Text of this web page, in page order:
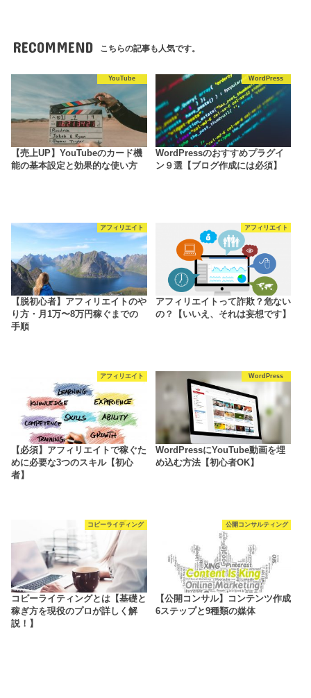
RECOMMEND こちらの記事も人気です。
YouTube
【売上UP】YouTubeのカード機
能の基本設定と効果的な使い方
WordPress
WordPressのおすすめプラグイ
ン９選【ブログ作成には必須】
アフィリエイト
【脱初心者】アフィリエイトのや
り方・月1万〜8万円稼ぐまでの
手順
アフィリエイト
アフィリエイトって詐欺？危ない
の？【いいえ、それは妄想です】
アフィリエイト
【必須】アフィリエイトで稼ぐた
めに必要な3つのスキル【初心
者】
WordPress
WordPressにYouTube動画を埋
め込む方法【初心者OK】
コピーライティング
コピーライティングとは【基礎と
稼ぎ方を現役のプロが詳しく解
説！】
公開コンサルティング
【公開コンサル】コンテンツ作成
6ステップと9種類の媒体